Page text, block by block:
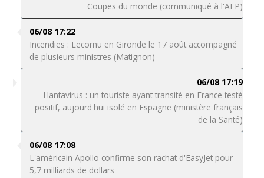
Coupes du monde (communiqué à l'AFP)
06/08 17:22
Incendies : Lecornu en Gironde le 17 août accompagné
de plusieurs ministres (Matignon)
06/08 17:19
Hantavirus : un touriste ayant transité en France testé
positif, aujourd'hui isolé en Espagne (ministère français
de la Santé)
06/08 17:08
L'américain Apollo confirme son rachat d'EasyJet pour
5,7 milliards de dollars